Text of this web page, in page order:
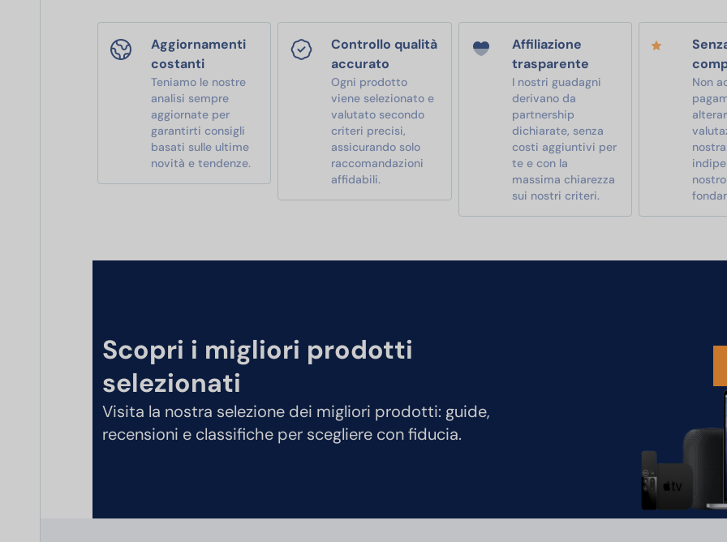
Aggiornamenti
costanti
Teniamo le nostre
analisi sempre
aggiornate per
garantirti consigli
basati sulle ultime
novità e tendenze.
Controllo qualità
accurato
Ogni prodotto
viene selezionato e
valutato secondo
criteri precisi,
assicurando solo
raccomandazioni
affidabili.
Affiliazione
trasparente
I nostri guadagni
derivano da
partnership
dichiarate, senza
costi aggiuntivi per
te e con la
massima chiarezza
sui nostri criteri.
Non
nostra
Scopri i migliori prodotti
selezionati
Visita la nostra selezione dei migliori prodotti: guide,
recensioni e classifiche per scegliere con fiducia.